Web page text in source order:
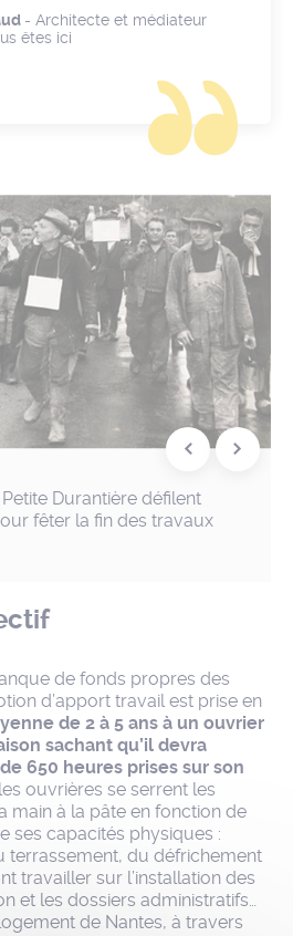
- Architecte et médiateur
êtes ici
Durantière défilent
fêter la fin des travaux
du travail accompli
à la force du groupe.
de fonds propres des
d’apport travail est prise en
de 2 à 5 ans à un ouvrier
sachant qu’il devra
650 heures prises sur son
ouvrières se serrent les
main à la pâte en fonction de
ses capacités physiques :
terrassement, du défrichement
travailler sur l’installation des
et les dossiers administratifs…
de Nantes, à travers